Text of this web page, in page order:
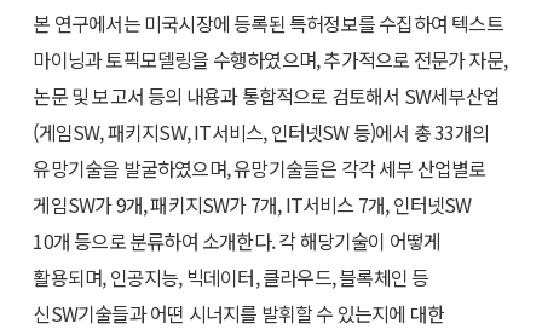
본 연구에서는 미국시장에 등록된 특허정보를 수집하여 텍스트
마이닝과 토픽모델링을 수행하였으며, 추가적으로 전문가 자문,
논문 및 보고서 등의 내용과 통합적으로 검토해서 SW세부산업
(게임SW, 패키지SW, IT서비스, 인터넷SW 등)에서 총 33개의
유망기술을 발굴하였으며, 유망기술들은 각각 세부 산업별로
게임SW가 9개, 패키지SW가 7개, IT서비스 7개, 인터넷SW
10개 등으로 분류하여 소개한다. 각 해당기술이 어떻게
활용되며, 인공지능, 빅데이터, 클라우드, 블록체인 등
신SW기술들과 어떤 시너지를 발휘할 수 있는지에 대한